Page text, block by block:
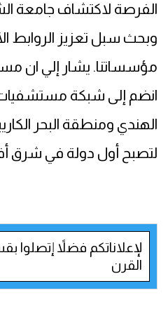
الفرصة لاكتشاف جامعة
وبحث سبل تعزيز الروابط
مؤسساتنا. يشار إلي ان
انضم إلى شبكة مستشفيات
لتصبح أول دولة في شرق
لإعلاناتكم فضلاً إتصلوا
القرن